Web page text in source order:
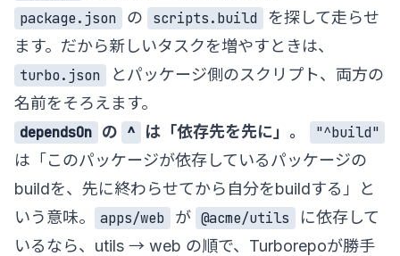
package.json
の scripts.build
を探して走らせ
ます。だから新しいタスクを増やすときは、
turbo.json
とパッケージ側のスクリプト、両方の
名前をそろえます。
dependsOn の ^ は「依存先を先に」。
"^build"
は「このパッケージが依存しているパッケージの
buildを、先に終わらせてから自分をbuildする」と
いう意味。
apps/web が @acme/utils
に依存して
いるなら、utils → web の順で、Turborepoが勝手